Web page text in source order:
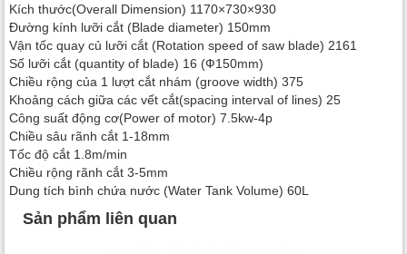
Kích thước(Overall Dimension) 1170×730×930
Đường kính lưỡi cắt (Blade diameter) 150mm
Vận tốc quay củ lưỡi cắt (Rotation speed of saw blade) 2161
Số lưỡi cắt (quantity of blade) 16 (Ф150mm)
Chiều rộng của 1 lượt cắt nhám (groove width) 375
Khoảng cách giữa các vết cắt(spacing interval of lines) 25
Công suất động cơ(Power of motor) 7.5kw-4p
Chiều sâu rãnh cắt 1-18mm
Tốc độ cắt 1.8m/min
Chiều rộng rãnh cắt 3-5mm
Dung tích bình chứa nước (Water Tank Volume) 60L
Sản phẩm liên quan